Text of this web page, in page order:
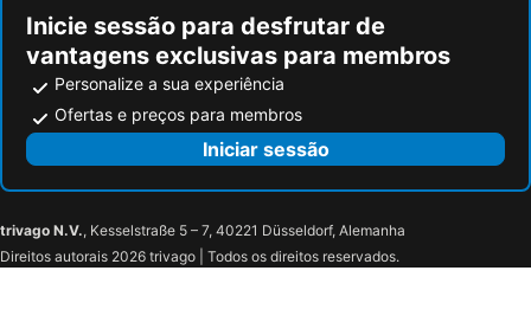
Inicie sessão para desfrutar de
vantagens exclusivas para membros
Personalize a sua experiência
Ofertas e preços para membros
Iniciar sessão
trivago N.V., Kesselstraße 5 – 7, 40221 Düsseldorf, Alemanha
Direitos autorais 2026 trivago | Todos os direitos reservados.